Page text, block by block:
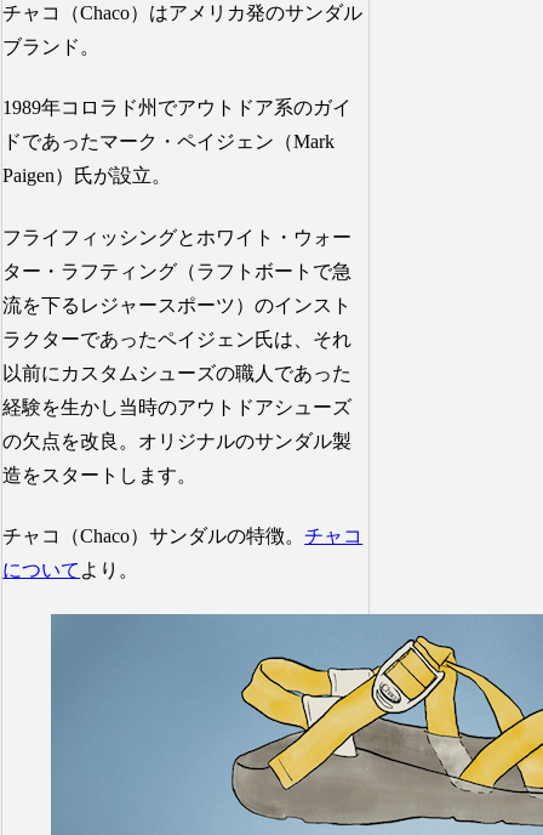
チャコ（Chaco）はアメリカ発のサンダル
ブランド。
1989年コロラド州でアウトドア系のガイ
ドであったマーク・ペイジェン（Mark
Paigen）氏が設立。
フライフィッシングとホワイト・ウォー
ター・ラフティング（ラフトボートで急
流を下るレジャースポーツ）のインスト
ラクターであったペイジェン氏は、それ
以前にカスタムシューズの職人であった
経験を生かし当時のアウトドアシューズ
の欠点を改良。オリジナルのサンダル製
造をスタートします。
チャコ（Chaco）サンダルの特徴。チャコ
について より。